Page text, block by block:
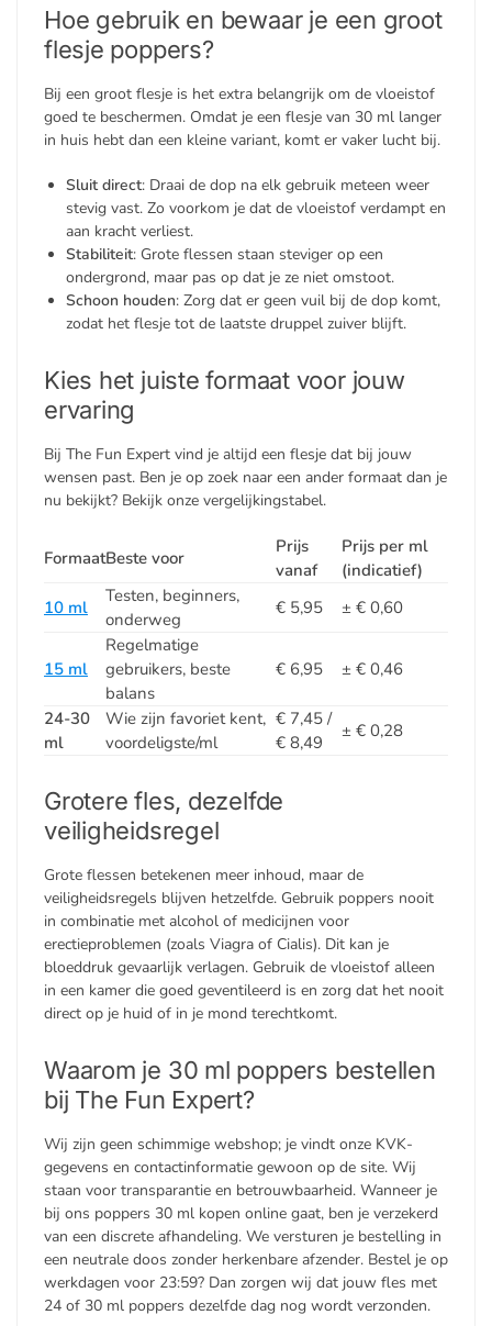
Hoe gebruik en bewaar je een groot
flesje poppers?
Bij een groot flesje is het extra belangrijk om de vloeistof
goed te beschermen. Omdat je een flesje van 30 ml langer
in huis hebt dan een kleine variant, komt er vaker lucht bij.
Sluit direct: Draai de dop na elk gebruik meteen weer
stevig vast. Zo voorkom je dat de vloeistof verdampt en
aan kracht verliest.
Stabiliteit: Grote flessen staan steviger op een
ondergrond, maar pas op dat je ze niet omstoot.
Schoon houden: Zorg dat er geen vuil bij de dop komt,
zodat het flesje tot de laatste druppel zuiver blijft.
Kies het juiste formaat voor jouw
ervaring
Bij The Fun Expert vind je altijd een flesje dat bij jouw
wensen past. Ben je op zoek naar een ander formaat dan je
nu bekijkt? Bekijk onze vergelijkingstabel.
FormaatBeste voor
Prijs
vanaf
Prijs per ml
(indicatief)
10 ml
Testen, beginners,
onderweg
€ 5,95 ± € 0,60
15 ml
Regelmatige
gebruikers, beste
balans
€ 6,95 ± € 0,46
24-30
ml
Wie zijn favoriet kent,
voordeligste/ml
€ 7,45 /
€ 8,49
± € 0,28
Grotere fles, dezelfde
veiligheidsregel
Grote flessen betekenen meer inhoud, maar de
veiligheidsregels blijven hetzelfde. Gebruik poppers nooit
in combinatie met alcohol of medicijnen voor
erectieproblemen (zoals Viagra of Cialis). Dit kan je
bloeddruk gevaarlijk verlagen. Gebruik de vloeistof alleen
in een kamer die goed geventileerd is en zorg dat het nooit
direct op je huid of in je mond terechtkomt.
Waarom je 30 ml poppers bestellen
bij The Fun Expert?
Wij zijn geen schimmige webshop; je vindt onze KVK-
gegevens en contactinformatie gewoon op de site. Wij
staan voor transparantie en betrouwbaarheid. Wanneer je
bij ons poppers 30 ml kopen online gaat, ben je verzekerd
van een discrete afhandeling. We versturen je bestelling in
een neutrale doos zonder herkenbare afzender. Bestel je op
werkdagen voor 23:59? Dan zorgen wij dat jouw fles met
24 of 30 ml poppers dezelfde dag nog wordt verzonden.